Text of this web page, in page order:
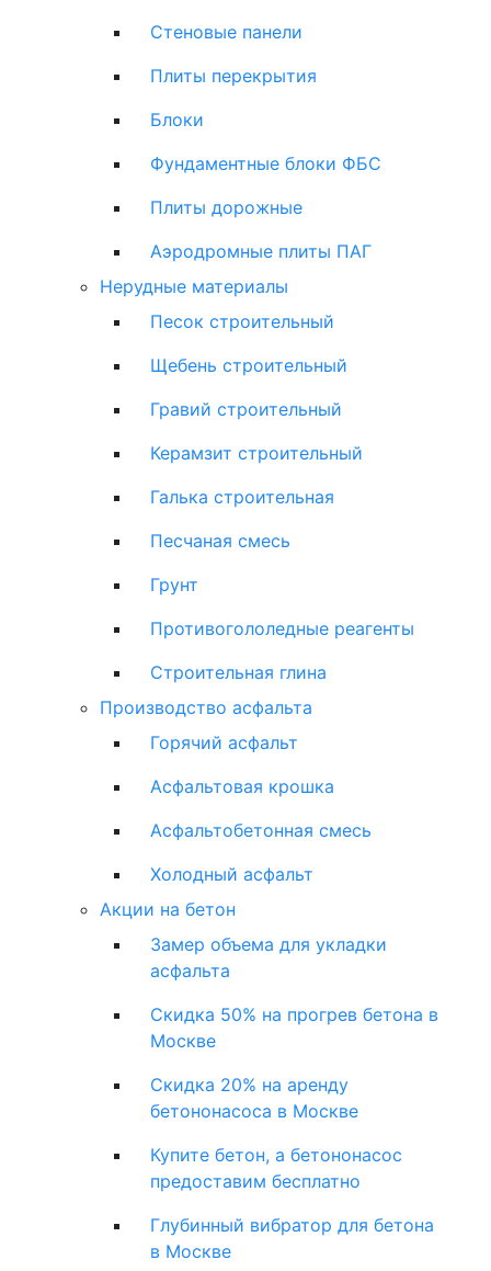
Стеновые панели
Плиты перекрытия
Блоки
Фундаментные блоки ФБС
Плиты дорожные
Аэродромные плиты ПАГ
Нерудные материалы
Песок строительный
Щебень строительный
Гравий строительный
Керамзит строительный
Галька строительная
Песчаная смесь
Грунт
Противогололедные реагенты
Строительная глина
Производство асфальта
Горячий асфальт
Асфальтовая крошка
Асфальтобетонная смесь
Холодный асфальт
Акции на бетон
Замер объема для укладки
асфальта
Скидка 50% на прогрев бетона в
Москве
Скидка 20% на аренду
бетононасоса в Москве
Купите бетон, а бетононасос
предоставим бесплатно
Глубинный вибратор для бетона
в Москве